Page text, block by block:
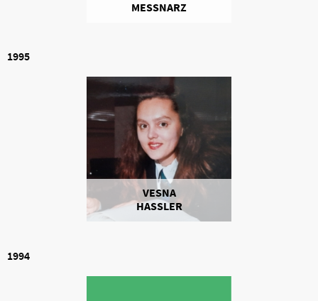
MESSNARZ
1995
VESNA
HASSLER
1994